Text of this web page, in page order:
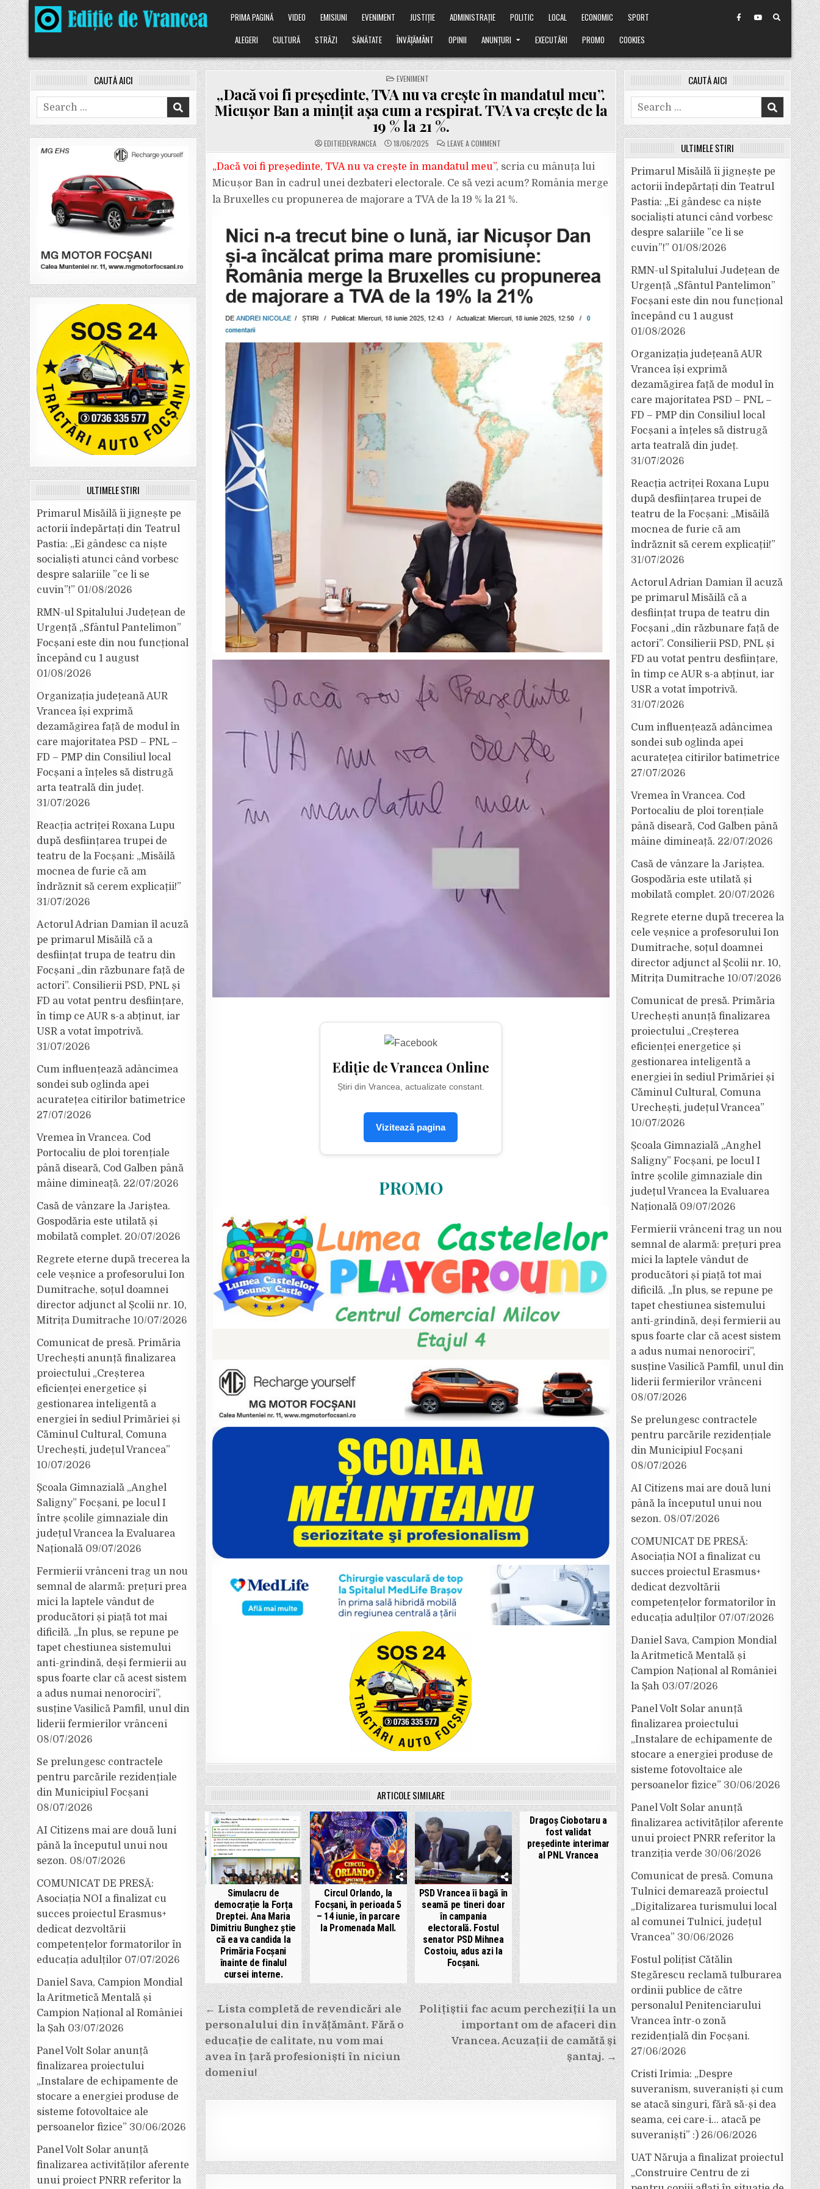
Skip
to
content
PRIMA PAGINĂ VIDEO EMISIUNI EVENIMENT JUSTIȚIE ADMINISTRAȚIE POLITIC LOCAL ECONOMIC
SPORT
ALEGERI
CULTURĂ STRĂZI SĂNĂTATE ÎNVĂȚĂMÂNT OPINII ANUNȚURI EXECUTĂRI PROMO COOKIES
POSTED
IN
EVENIMENT
„Dacă voi fi președinte, TVA nu va crește în mandatul meu”.
Micușor Ban a mințit așa cum a respirat. TVA va crește de la
19 % la 21 %.
EDITIEDEVRANCEA 18/06/2025 LEAVE A COMMENTON
„DACĂ
FI
PREȘEDINTE,
TVA
NU
VA
CREȘTE
MICUȘOR
BAN
A
MINȚIT
AȘA
A
RESPIRAT.
TVA
VA
CREȘTE
LA
LA
21
%.
„Dacă voi fi președinte, TVA nu va crește în mandatul meu”, scria cu mânuța lui
Micușor Ban în cadrul unei dezbateri electorale. Ce să vezi acum? România merge
la Bruxelles cu propunerea de majorare a TVA de la 19 % la 21 %.
Ediție de Vrancea Online
Știri din Vrancea, actualizate constant.
Vizitează pagina
PROMO
ARTICOLE SIMILARE
Simulacru de
democrație la Forța
Dreptei. Ana Maria
Dimitriu Bunghez știe
că ea va candida la
Primăria Focșani
înainte de finalul
cursei interne.
Circul Orlando, la
Focșani, în perioada 5
– 14 iunie, în parcare
la Promenada Mall.
PSD Vrancea îi bagă în
seamă pe tineri doar
în campania
electorală. Fostul
senator PSD Mihnea
Costoiu, adus azi la
Focșani.
Dragoș Ciobotaru a
fost validat
președinte interimar
al PNL Vrancea
Navigare
în
articole
Polițiștii fac acum percheziții la un
important om de afaceri din
Vrancea. Acuzații de camătă și
șantaj. →
← Lista completă de revendicări ale
personalului din învățământ. Fără o
educație de calitate, nu vom mai
avea în țară profesioniști în niciun
domeniu!
CAUTĂ AICI
Search
for:
ULTIMELE ȘTIRI
Primarul Misăilă îi jignește pe
actorii îndepărtați din Teatrul
Pastia: „Ei gândesc ca niște
socialiști atunci când vorbesc
despre salariile ”ce li se
cuvin”!” 01/08/2026
RMN-ul Spitalului Județean de
Urgență „Sfântul Pantelimon”
Focșani este din nou funcțional
începând cu 1 august
01/08/2026
Organizația județeană AUR
Vrancea își exprimă
dezamăgirea față de modul în
care majoritatea PSD – PNL –
FD – PMP din Consiliul local
Focșani a înțeles să distrugă
arta teatrală din județ.
31/07/2026
Reacția actriței Roxana Lupu
după desființarea trupei de
teatru de la Focșani: „Misăilă
mocnea de furie că am
îndrăznit să cerem explicații!”
31/07/2026
Actorul Adrian Damian îl acuză
pe primarul Misăilă că a
desființat trupa de teatru din
Focșani „din răzbunare față de
actori”. Consilierii PSD, PNL și
FD au votat pentru desființare,
în timp ce AUR s-a abținut, iar
USR a votat împotrivă.
31/07/2026
Cum influențează adâncimea
sondei sub oglinda apei
acuratețea citirilor batimetrice
27/07/2026
Vremea în Vrancea. Cod
Portocaliu de ploi torențiale
până diseară, Cod Galben până
mâine dimineață. 22/07/2026
Casă de vânzare la Jariștea.
Gospodăria este utilată și
mobilată complet. 20/07/2026
Regrete eterne după trecerea la
cele veșnice a profesorului Ion
Dumitrache, soțul doamnei
director adjunct al Școlii nr. 10,
Mitrița Dumitrache 10/07/2026
Comunicat de presă. Primăria
Urechești anunță finalizarea
proiectului „Creșterea
eficienței energetice și
gestionarea inteligentă a
energiei în sediul Primăriei și
Căminul Cultural, Comuna
Urechești, județul Vrancea”
10/07/2026
Școala Gimnazială „Anghel
Saligny” Focșani, pe locul I
între școlile gimnaziale din
județul Vrancea la Evaluarea
Națională 09/07/2026
Fermierii vrânceni trag un nou
semnal de alarmă: prețuri prea
mici la laptele vândut de
producători și piață tot mai
dificilă. „În plus, se repune pe
tapet chestiunea sistemului
anti-grindină, deși fermierii au
spus foarte clar că acest sistem
a adus numai nenorociri”,
susține Vasilică Pamfil, unul din
liderii fermierilor vrânceni
08/07/2026
Se prelungesc contractele
pentru parcările rezidențiale
din Municipiul Focșani
08/07/2026
AI Citizens mai are două luni
până la începutul unui nou
sezon. 08/07/2026
COMUNICAT DE PRESĂ:
Asociația NOI a finalizat cu
succes proiectul Erasmus+
dedicat dezvoltării
competențelor formatorilor în
educația adulților 07/07/2026
Daniel Sava, Campion Mondial
la Aritmetică Mentală și
Campion Național al României
la Șah 03/07/2026
Panel Volt Solar anunță
finalizarea proiectului
„Instalare de echipamente de
stocare a energiei produse de
sisteme fotovoltaice ale
persoanelor fizice” 30/06/2026
Panel Volt Solar anunță
finalizarea activităților aferente
unui proiect PNRR referitor la
CAUTĂ AICI
Search
for:
ULTIMELE ȘTIRI
Primarul Misăilă îi jignește pe
actorii îndepărtați din Teatrul
Pastia: „Ei gândesc ca niște
socialiști atunci când vorbesc
despre salariile ”ce li se
cuvin”!” 01/08/2026
RMN-ul Spitalului Județean de
Urgență „Sfântul Pantelimon”
Focșani este din nou funcțional
începând cu 1 august
01/08/2026
Organizația județeană AUR
Vrancea își exprimă
dezamăgirea față de modul în
care majoritatea PSD – PNL –
FD – PMP din Consiliul local
Focșani a înțeles să distrugă
arta teatrală din județ.
31/07/2026
Reacția actriței Roxana Lupu
după desființarea trupei de
teatru de la Focșani: „Misăilă
mocnea de furie că am
îndrăznit să cerem explicații!”
31/07/2026
Actorul Adrian Damian îl acuză
pe primarul Misăilă că a
desființat trupa de teatru din
Focșani „din răzbunare față de
actori”. Consilierii PSD, PNL și
FD au votat pentru desființare,
în timp ce AUR s-a abținut, iar
USR a votat împotrivă.
31/07/2026
Cum influențează adâncimea
sondei sub oglinda apei
acuratețea citirilor batimetrice
27/07/2026
Vremea în Vrancea. Cod
Portocaliu de ploi torențiale
până diseară, Cod Galben până
mâine dimineață. 22/07/2026
Casă de vânzare la Jariștea.
Gospodăria este utilată și
mobilată complet. 20/07/2026
Regrete eterne după trecerea la
cele veșnice a profesorului Ion
Dumitrache, soțul doamnei
director adjunct al Școlii nr. 10,
Mitrița Dumitrache 10/07/2026
Comunicat de presă. Primăria
Urechești anunță finalizarea
proiectului „Creșterea
eficienței energetice și
gestionarea inteligentă a
energiei în sediul Primăriei și
Căminul Cultural, Comuna
Urechești, județul Vrancea”
10/07/2026
Școala Gimnazială „Anghel
Saligny” Focșani, pe locul I
între școlile gimnaziale din
județul Vrancea la Evaluarea
Națională 09/07/2026
Fermierii vrânceni trag un nou
semnal de alarmă: prețuri prea
mici la laptele vândut de
producători și piață tot mai
dificilă. „În plus, se repune pe
tapet chestiunea sistemului
anti-grindină, deși fermierii au
spus foarte clar că acest sistem
a adus numai nenorociri”,
susține Vasilică Pamfil, unul din
liderii fermierilor vrânceni
08/07/2026
Se prelungesc contractele
pentru parcările rezidențiale
din Municipiul Focșani
08/07/2026
AI Citizens mai are două luni
până la începutul unui nou
sezon. 08/07/2026
COMUNICAT DE PRESĂ:
Asociația NOI a finalizat cu
succes proiectul Erasmus+
dedicat dezvoltării
competențelor formatorilor în
educația adulților 07/07/2026
Daniel Sava, Campion Mondial
la Aritmetică Mentală și
Campion Național al României
la Șah 03/07/2026
Panel Volt Solar anunță
finalizarea proiectului
„Instalare de echipamente de
stocare a energiei produse de
sisteme fotovoltaice ale
persoanelor fizice” 30/06/2026
Panel Volt Solar anunță
finalizarea activităților aferente
unui proiect PNRR referitor la
tranziția verde 30/06/2026
Comunicat de presă. Comuna
Tulnici demarează proiectul
„Digitalizarea turismului local
al comunei Tulnici, județul
Vrancea” 30/06/2026
Fostul polițist Cătălin
Stegărescu reclamă tulburarea
ordinii publice de către
personalul Penitenciarului
Vrancea într-o zonă
rezidențială din Focșani.
27/06/2026
Cristi Irimia: „Despre
suveranism, suveraniști și cum
se atacă singuri, fără să-și dea
seama, cei care-i… atacă pe
suveraniști” :) 26/06/2026
UAT Năruja a finalizat proiectul
„Construire Centru de zi